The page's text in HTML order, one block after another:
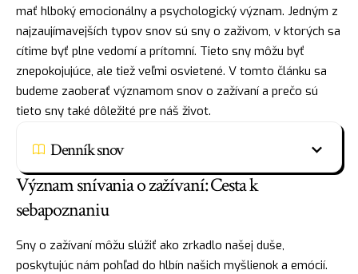
mať hlboký emocionálny a psychologický význam. Jedným z
najzaujímavejších typov snov sú sny o zaživom, v ktorých sa
cítime byť plne vedomí a prítomní. Tieto sny môžu byť
znepokojujúce, ale tiež veľmi osvietené. V tomto článku sa
budeme zaoberať významom snov o zažívaní a prečo sú
tieto sny také dôležité pre náš život.
Denník snov
Význam snívania o zažívaní: Cesta k
sebapoznaniu
Sny o zažívaní môžu slúžiť ako zrkadlo našej duše,
poskytujúc nám pohľad do hlbín našich myšlienok a emócií.